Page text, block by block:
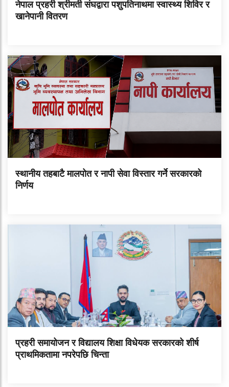
नेपाल प्रहरी श्रीमती संघद्वारा पशुपतिनाथमा स्वास्थ्य शिविर र
खानेपानी वितरण
स्थानीय तहबाटै मालपोत र नापी सेवा विस्तार गर्ने सरकारको
निर्णय
प्रहरी समायोजन र विद्यालय शिक्षा विधेयक सरकारको शीर्ष
प्राथमिकतामा नपरेपछि चिन्ता